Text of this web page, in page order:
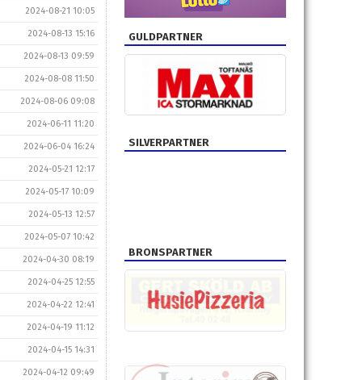
2024-08-21 10:05
2024-08-13 15:16
2024-08-13 09:59
2024-08-08 11:50
2024-08-06 09:08
2024-06-11 11:20
2024-06-04 16:24
2024-05-21 12:17
2024-05-17 10:09
2024-05-13 12:57
2024-05-07 10:42
2024-04-30 08:19
2024-04-25 12:55
2024-04-22 12:41
2024-04-19 11:12
2024-04-15 14:31
2024-04-12 09:49
GULDPARTNER
SILVERPARTNER
BRONSPARTNER